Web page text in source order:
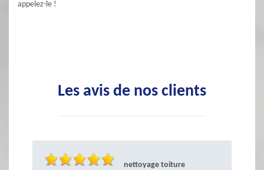
appelez-le !
Les avis de nos clients
nettoyage toiture